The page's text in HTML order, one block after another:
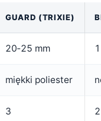
GUARD (TRIXIE)
20‑25 mm
miękki poliester
3 2